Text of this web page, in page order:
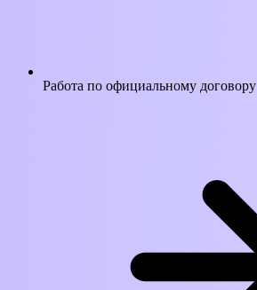
Работа по официальному договору